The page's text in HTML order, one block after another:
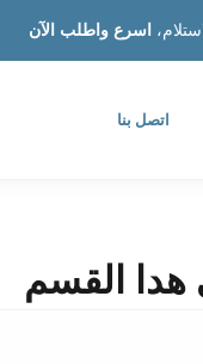
اسرع واطلب الآن
اتصل بنا
هدا القسم